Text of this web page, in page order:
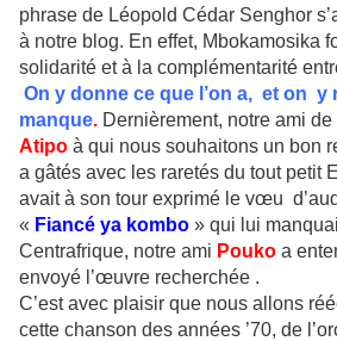
phrase de Léopold Cédar Senghor
à notre blog. En effet, Mbokamosika
solidarité et à la complémentarité
On y donne ce que l’on a, et on y
manque. Dernièrement, notre ami
Atipo à qui nous souhaitons un bon
a gâtés avec les raretés du tout petit
avait à son tour exprimé le vœu
« Fiancé ya kombo » qui lui
Centrafrique, notre ami Pouko a
envoyé l’œuvre recherchée .
C’est avec plaisir que nous allons
cette chanson des années ’70, de